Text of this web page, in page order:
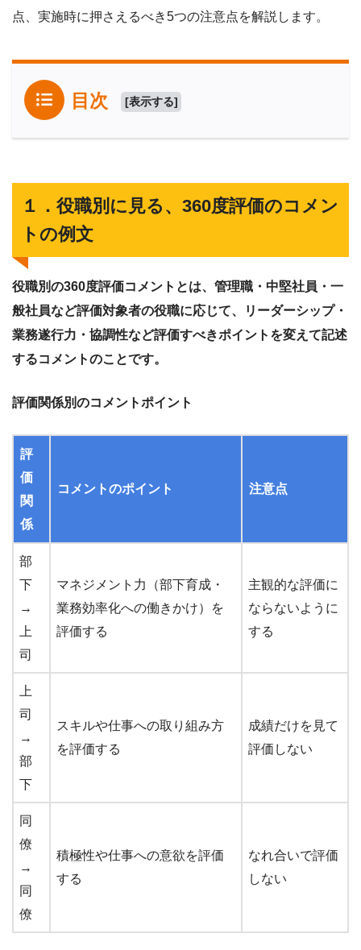
点、実施時に押さえるべき5つの注意点を解説します。
目次 [表示する]
１．役職別に見る、360度評価のコメン
トの例文
役職別の360度評価コメントとは、管理職・中堅社員・一
般社員など評価対象者の役職に応じて、リーダーシップ・
業務遂行力・協調性など評価すべきポイントを変えて記述
するコメントのことです。
評価関係別のコメントポイント
評
価
関
係
コメントのポイント 注意点
部
下
→
上
司
マネジメント力（部下育成・
業務効率化への働きかけ）を
評価する
主観的な評価に
ならないように
する
上
司
→
部
下
スキルや仕事への取り組み方
を評価する
成績だけを見て
評価しない
同
僚
→
同
僚
積極性や仕事への意欲を評価
する
なれ合いで評価
しない